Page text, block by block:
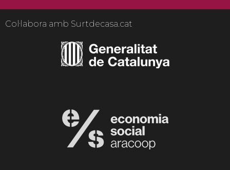
Col·labora amb Surtdecasa.cat